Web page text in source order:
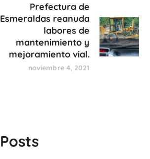
Prefectura de
Esmeraldas reanuda
labores de
mantenimiento y
mejoramiento vial.
noviembre 4, 2021